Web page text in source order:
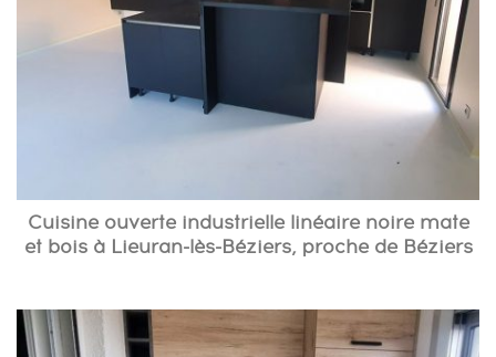
Cuisine ouverte industrielle linéaire noire mate
et bois à Lieuran-lès-Béziers, proche de Béziers